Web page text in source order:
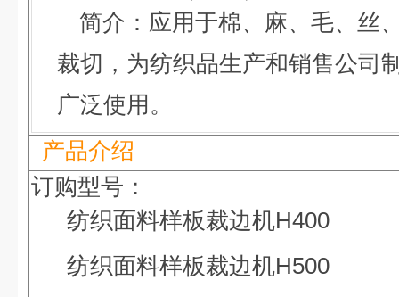
简介：应用于棉、麻、毛、丝
裁切，为纺织品生产和销售公司
广泛使用。
产品介绍
订购型号：
纺织面料样板裁边机H400
纺织面料样板裁边机H500